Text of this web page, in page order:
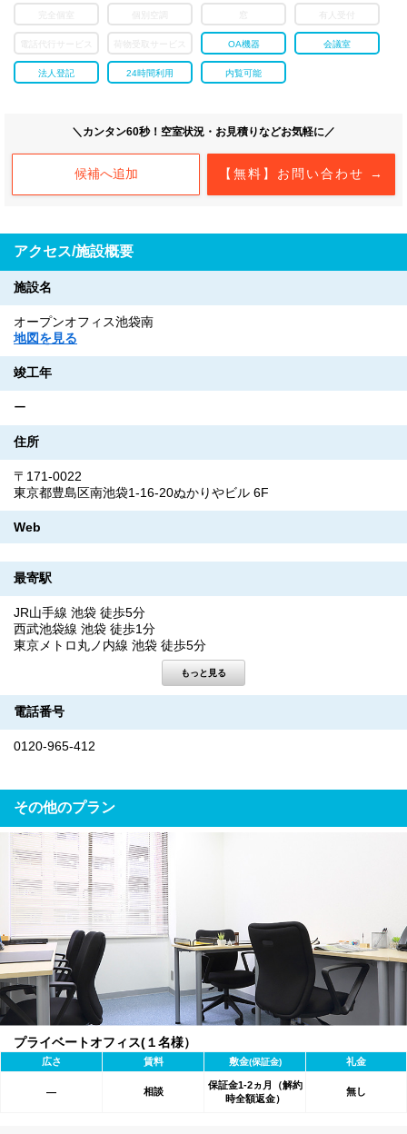
完全個室 個別空調
OA機器 会議室
法人登記 24時間利用 内覧可能
＼カンタン60秒！空室状況・お見積りなどお気軽に／
【無料】お問い合わせ →
候補へ追加
アクセス/施設概要
施設名
オープンオフィス池袋南
地図を見る
竣工年
ー
住所
〒171-0022
東京都豊島区南池袋1-16-20ぬかりやビル 6F
Web
最寄駅
JR山手線 池袋 徒歩5分
西武池袋線 池袋 徒歩1分
東京メトロ丸ノ内線 池袋 徒歩5分
電話番号
0120-965-412
その他のプラン
プライベートオフィス(１名様）
広さ 賃料 敷金(保証金) 礼金
― 相談
保証金1-2ヵ月（解約
時全額返金）
無し